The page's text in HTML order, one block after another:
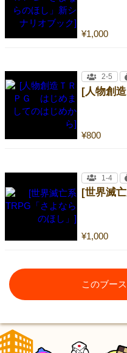
¥1,000
¥800
2-5
[世界滅
¥1,000
1-4
このブー